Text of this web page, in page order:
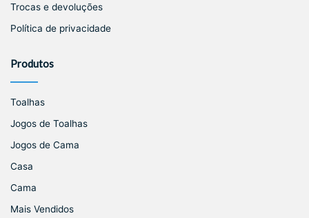
Trocas e devoluções
Política de privacidade
Produtos
Toalhas
Jogos de Toalhas
Jogos de Cama
Casa
Cama
Mais Vendidos